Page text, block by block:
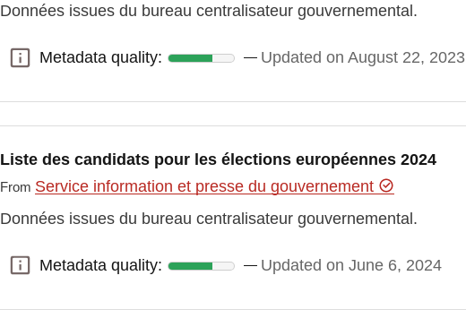
Données issues du bureau centralisateur gouvernemental.
Metadata quality:
Metadata quality: Updated on August 22, 2023
Liste des candidats pour les élections européennes 2024
From Service information et presse du gouvernement
Données issues du bureau centralisateur gouvernemental.
Metadata quality:
Metadata quality: Updated on June 6, 2024